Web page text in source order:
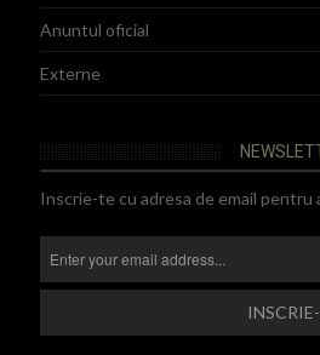
Anuntul oficial
Externe
Inscrie-te cu adresa de email pentru